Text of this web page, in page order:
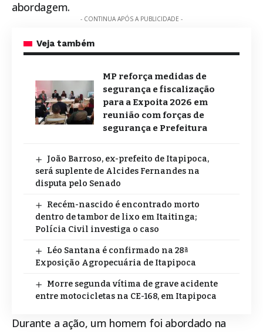
abordagem.
- CONTINUA APÓS A PUBLICIDADE -
Veja também
MP reforça medidas de
segurança e fiscalização
para a Expoita 2026 em
reunião com forças de
segurança e Prefeitura
João Barroso, ex-prefeito de Itapipoca,
será suplente de Alcides Fernandes na
disputa pelo Senado
Recém-nascido é encontrado morto
dentro de tambor de lixo em Itaitinga;
Polícia Civil investiga o caso
Léo Santana é confirmado na 28ª
Exposição Agropecuária de Itapipoca
Morre segunda vítima de grave acidente
entre motocicletas na CE-168, em Itapipoca
Durante a ação, um homem foi abordado na